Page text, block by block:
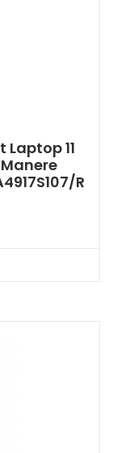
Laptop 11
R